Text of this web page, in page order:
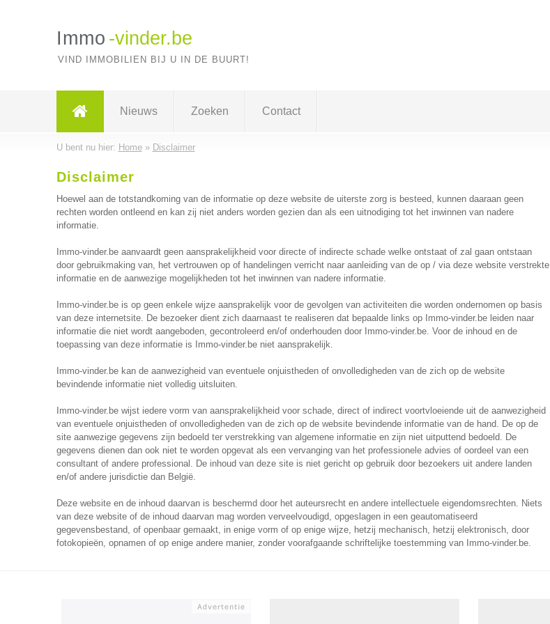
Immo -vinder.be
VIND IMMOBILIEN BIJ U IN DE BUURT!
Nieuws Zoeken Contact
U bent nu hier: Home» Disclaimer
Disclaimer
Hoewel aan de totstandkoming van de informatie op deze website de uiterste zorg is besteed, kunnen daaraan geen
rechten worden ontleend en kan zij niet anders worden gezien dan als een uitnodiging tot het inwinnen van nadere
informatie.
Immo-vinder.be aanvaardt geen aansprakelijkheid voor directe of indirecte schade welke ontstaat of zal gaan ontstaan
door gebruikmaking van, het vertrouwen op of handelingen verricht naar aanleiding van de op / via deze website verstrekte
informatie en de aanwezige mogelijkheden tot het inwinnen van nadere informatie.
Immo-vinder.be is op geen enkele wijze aansprakelijk voor de gevolgen van activiteiten die worden ondernomen op basis
van deze internetsite. De bezoeker dient zich daarnaast te realiseren dat bepaalde links op Immo-vinder.be leiden naar
informatie die niet wordt aangeboden, gecontroleerd en/of onderhouden door Immo-vinder.be. Voor de inhoud en de
toepassing van deze informatie is Immo-vinder.be niet aansprakelijk.
Immo-vinder.be kan de aanwezigheid van eventuele onjuistheden of onvolledigheden van de zich op de website
bevindende informatie niet volledig uitsluiten.
Immo-vinder.be wijst iedere vorm van aansprakelijkheid voor schade, direct of indirect voortvloeiende uit de aanwezigheid
van eventuele onjuistheden of onvolledigheden van de zich op de website bevindende informatie van de hand. De op de
site aanwezige gegevens zijn bedoeld ter verstrekking van algemene informatie en zijn niet uitputtend bedoeld. De
gegevens dienen dan ook niet te worden opgevat als een vervanging van het professionele advies of oordeel van een
consultant of andere professional. De inhoud van deze site is niet gericht op gebruik door bezoekers uit andere landen
en/of andere jurisdictie dan België.
Deze website en de inhoud daarvan is beschermd door het auteursrecht en andere intellectuele eigendomsrechten. Niets
van deze website of de inhoud daarvan mag worden verveelvoudigd, opgeslagen in een geautomatiseerd
gegevensbestand, of openbaar gemaakt, in enige vorm of op enige wijze, hetzij mechanisch, hetzij elektronisch, door
fotokopieën, opnamen of op enige andere manier, zonder voorafgaande schriftelijke toestemming van Immo-vinder.be.